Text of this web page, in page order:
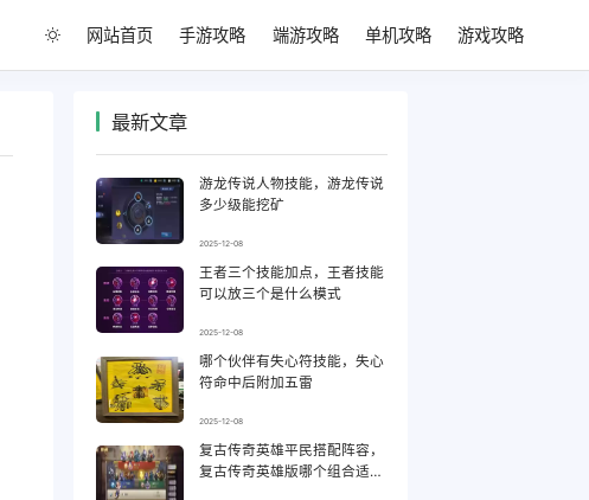
网站首页 手游攻略 端游攻略 单机攻略 游戏攻略
最新文章
游龙传说人物技能，游龙传说
多少级能挖矿
2025-12-08
王者三个技能加点，王者技能
可以放三个是什么模式
2025-12-08
哪个伙伴有失心符技能，失心
符命中后附加五雷
2025-12-08
复古传奇英雄平民搭配阵容，
复古传奇英雄版哪个组合适合